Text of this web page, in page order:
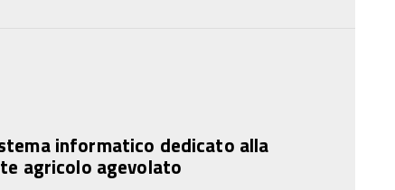
informatico dedicato alla
agricolo agevolato